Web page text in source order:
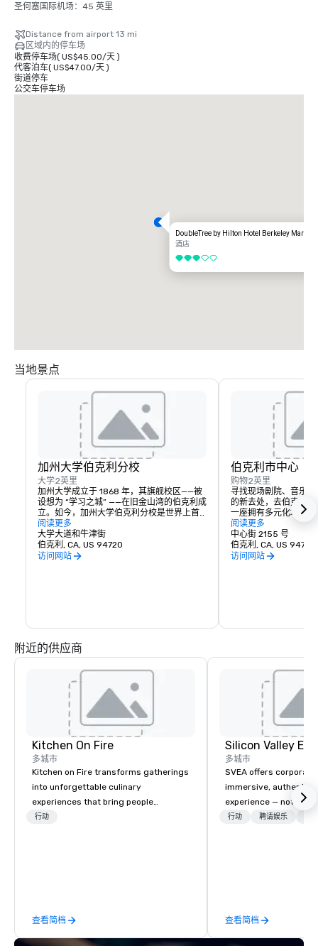
圣何塞国际机场：45 英里
Distance from airport 13 mi
区域内的停车场
收费停车场( US$45.00/天)
代客泊车( US$47.00/天)
街道停车
公交车停车场
DoubleTree by Hilton Hotel Berkeley Marina
酒店
3/5
当地景点
加州大学伯克利分校
大学2英里
加州大学成立于 1868 年，其旗舰校区——被
设想为 “学习之城” ——在旧金山湾的伯克利成
立。如今，加州大学伯克利分校是世界上首
屈一指的公立大学，也是创新的源泉，占地
1,232英亩，中心核心为sylvan 178英亩。加
州熊队的主场！
阅读更多
大学大道和牛津街
伯克利, CA, US 94720
访问网站
伯克利市中心
购物2英里
寻找现场剧院、音乐
的新去处，去伯克利
一座拥有多元化地区
客来到这里是为了文
然后带着他们的想象
挥出他们的想象力、
阅读更多
中心街 2155 号
伯克利, CA, US 94720
访问网站
附近的供应商
Kitchen On Fire
多城市
Kitchen on Fire transforms gatherings
into unforgettable culinary
experiences that bring people
together. Since 2005, we've
instructors guide participants
through collaborative cooking
行动
查看简档
多城市
SVEA offers
immersive, authentic
experience — not a
transformation. We
offsites. Whether
think like a Silicon
行动 聘请娱乐
查看简档